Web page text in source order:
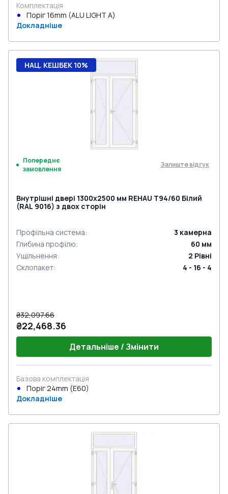
Комплектація
Поріг 16mm (ALU LIGHT A)
Докладніше
НАЦ. КЕШБЕК 10%
Попереднє
замовлення
Залиште відгук
Внутрішні двері 1300x2500 мм REHAU Т94/60 Білий
(RAL 9016) з двох сторін
Профільна система: 3 камерна
Глибина профілю: 60 мм
Ущільнення: 2 Рівні
Склопакет: 4 - 16 - 4
₴32,097.66
₴22,468.36
Детальніше / Змінити
Базова комплектація
Поріг 24mm (E60)
Докладніше